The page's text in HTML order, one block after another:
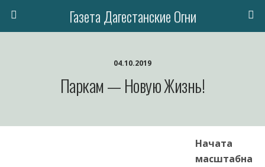
Газета Дагестанские Огни
04.10.2019
Паркам — Новую Жизнь!
Начата
масштабна